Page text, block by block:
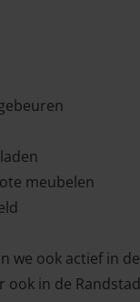
meubelen
we ook actief in
ook in de